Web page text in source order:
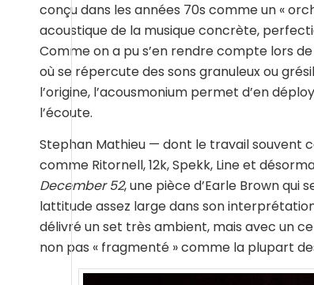
conçu dans les années 70s comme un «
acoustique de la musique concrète,
Comme on a pu s’en rendre compte lors
où se répercute des sons granuleux ou
l’origine, l’acousmonium permet d’en
l’écoute.
Stephan Mathieu — dont le travail souvent
comme Ritornell, 12k, Spekk, Line et
December 52, une pièce d’Earle Brown
lattitude assez large dans son
délivré un set très ambient, mais avec un
non pas « fragmenté » comme la plupart